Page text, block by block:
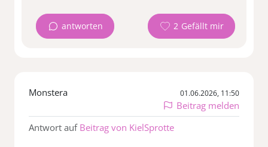
antworten 2
Monstera 01.06.2026, 11:50
Beitrag melden
Antwort auf Beitrag von KielSprotte